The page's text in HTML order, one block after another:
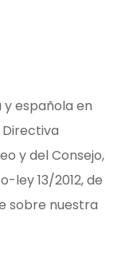
española en
y del Consejo,
ley 13/2012, de
sobre nuestra